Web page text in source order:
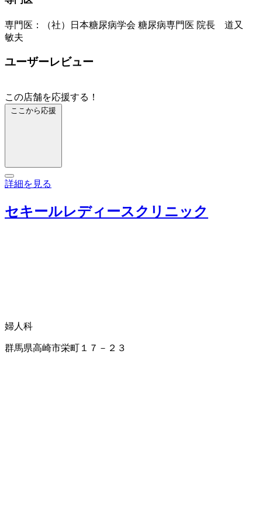
専門医：（社）日本糖尿病学会 糖尿病専門医 院長 道又
敏夫
ユーザーレビュー
この店舗を応援する！
ここから応援
詳細を見る
セキールレディースクリニック
婦人科
群馬県高崎市栄町１７－２３